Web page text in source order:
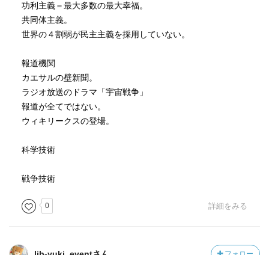
功利主義＝最大多数の最大幸福。
共同体主義。
世界の４割弱が民主主義を採用していない。
報道機関
カエサルの壁新聞。
ラジオ放送のドラマ「宇宙戦争」
報道が全てではない。
ウィキリークスの登場。
科学技術
戦争技術
0 詳細をみる